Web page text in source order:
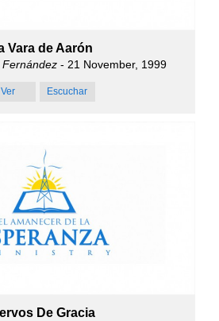
Vara de Aarón
- 21 November, 1999
Ver Escuchar
De Gracia